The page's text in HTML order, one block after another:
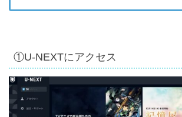
①U-NEXTにアクセス